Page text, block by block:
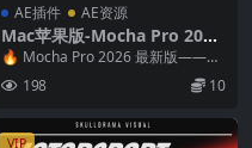
AE插件 AE资源
Mac苹果版-Mocha Pro 202
6.5.0 摄像机反求跟踪软件+A
E/OFX/AVX插件
🔥 Mocha Pro 2026 最新版——AI
平面追踪与智能抠像的新巅峰 M...
198 10
VIP